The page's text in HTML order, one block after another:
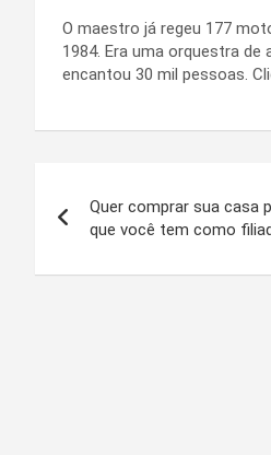
O maestro já regeu 177
1984. Era uma orquestra
encantou 30 mil pessoas.
de
Post
Quer comprar sua casa
que você tem como